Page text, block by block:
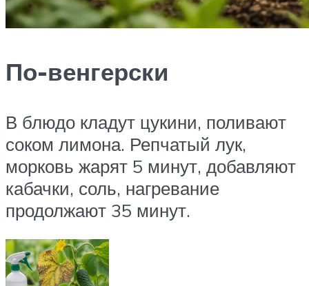
По-венгерски
В блюдо кладут цукини, поливают
соком лимона. Репчатый лук,
морковь жарят 5 минут, добавляют
кабачки, соль, нагревание
продолжают 35 минут.